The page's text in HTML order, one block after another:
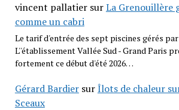
vincent pallatiersurLa Grenouillère
comme un cabri
Le tarif d'entrée des sept piscines gérés par
L''établissement Vallée Sud - Grand Paris
fortement ce début d'été 2026…
Gérard BardiersurÎlots de chaleur
Sceaux